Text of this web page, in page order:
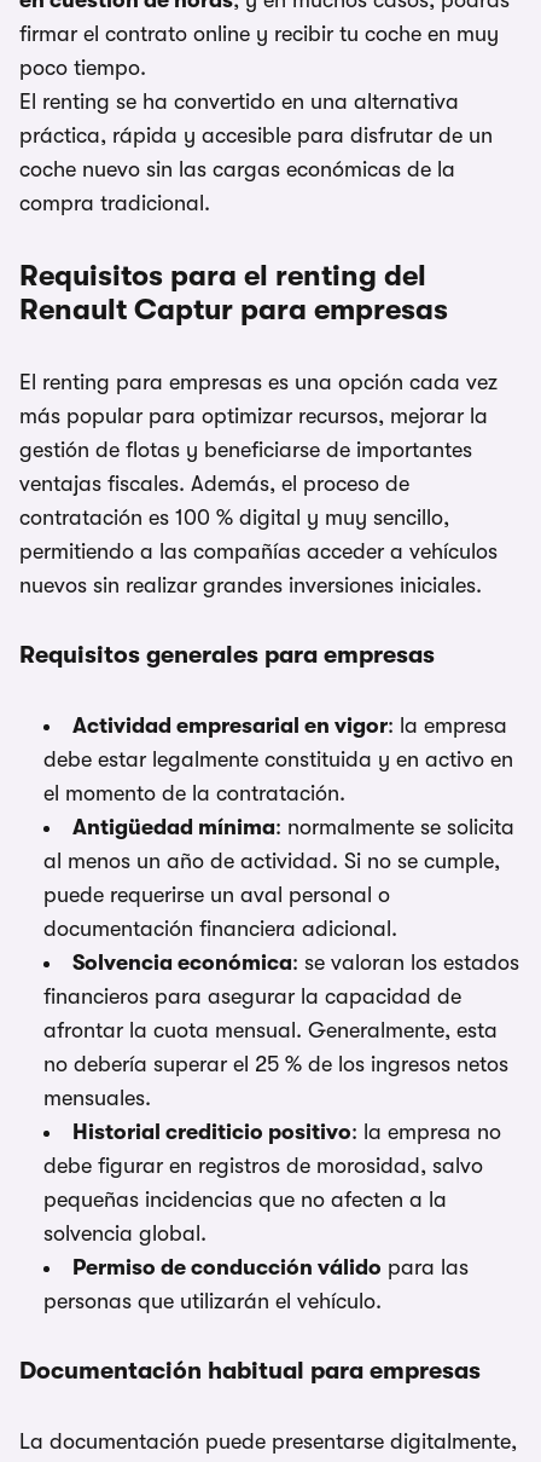
firmar el contrato online y recibir tu coche en muy
poco tiempo.
El renting se ha convertido en una alternativa
práctica, rápida y accesible para disfrutar de un
coche nuevo sin las cargas económicas de la
compra tradicional.
Requisitos para el renting del
Renault Captur para empresas
El renting para empresas es una opción cada vez
más popular para optimizar recursos, mejorar la
gestión de flotas y beneficiarse de importantes
ventajas fiscales. Además, el proceso de
contratación es 100 % digital y muy sencillo,
permitiendo a las compañías acceder a vehículos
nuevos sin realizar grandes inversiones iniciales.
Requisitos generales para empresas
Actividad empresarial en vigor: la empresa
debe estar legalmente constituida y en activo en
el momento de la contratación.
Antigüedad mínima: normalmente se solicita
al menos un año de actividad. Si no se cumple,
puede requerirse un aval personal o
documentación financiera adicional.
Solvencia económica: se valoran los estados
financieros para asegurar la capacidad de
afrontar la cuota mensual. Generalmente, esta
no debería superar el 25 % de los ingresos netos
mensuales.
Historial crediticio positivo: la empresa no
debe figurar en registros de morosidad, salvo
pequeñas incidencias que no afecten a la
solvencia global.
Permiso de conducción válido para las
personas que utilizarán el vehículo.
Documentación habitual para empresas
La documentación puede presentarse digitalmente,